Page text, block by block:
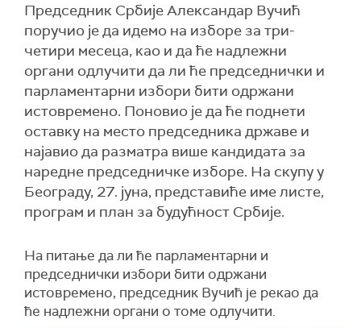
Председник Србије Александар Вучић
поручио је да идемо на изборе за три-
четири месеца, као и да ће надлежни
органи одлучити да ли ће председнички и
парламентарни избори бити одржани
истовремено. Поновио је да ће поднети
оставку на место председника државе и
најавио да разматра више кандидата за
наредне председничке изборе. На скупу у
Београду, 27. јуна, представиће име листе,
програм и план за будућност Србије.
На питање да ли ће парламентарни и
председнички избори бити одржани
истовремено, председник Вучић је рекао да
ће надлежни органи о томе одлучити.